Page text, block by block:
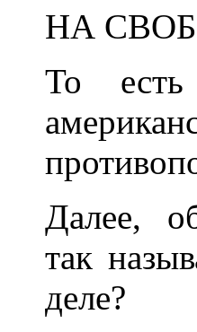
НА
То
Далее,
так
деле?